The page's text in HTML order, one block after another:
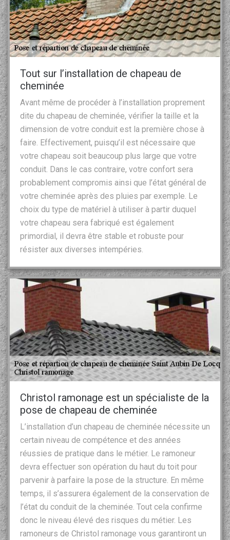
Tout sur l’installation de chapeau de
cheminée
Avant même de procéder à l’installation proprement
dite du chapeau de cheminée, vérifier la taille et la
dimension de votre conduit est la première chose à
faire. Effectivement, puisqu’il est nécessaire que
votre chapeau soit beaucoup plus large que votre
conduit. Dans le cas contraire, votre confort sera
probablement compromis ainsi que l’état général de
votre cheminée après des pluies par exemple. Le
choix du type de matériel à utiliser à partir duquel
votre chapeau sera fabriqué est également
primordial, il devra être stable et robuste pour
résister aux diverses intempéries.
Christol ramonage est un spécialiste de la
pose de chapeau de cheminée
L’installation d’un chapeau de cheminée nécessite un
certain niveau de compétence et des années
réussies de pratique dans le métier. Le ramoneur
devra effectuer son opération du haut du toit pour
parvenir à parfaire la pose de la structure. En même
temps, il s’assurera également de la conservation de
l’état du conduit de la cheminée. Tout cela confirme
donc le niveau élevé des risques du métier. Les
ramoneurs de Christol ramonage vous garantiront un